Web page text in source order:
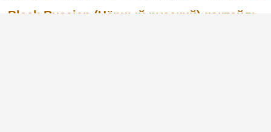
Black Russian (Чёрный русский) коктейль